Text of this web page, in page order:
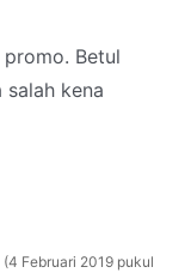
Betul
kena
4 Februari 2019 pukul